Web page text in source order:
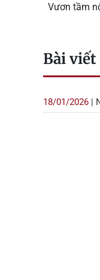
Vươn tầm
Bài
18/01/2026 |